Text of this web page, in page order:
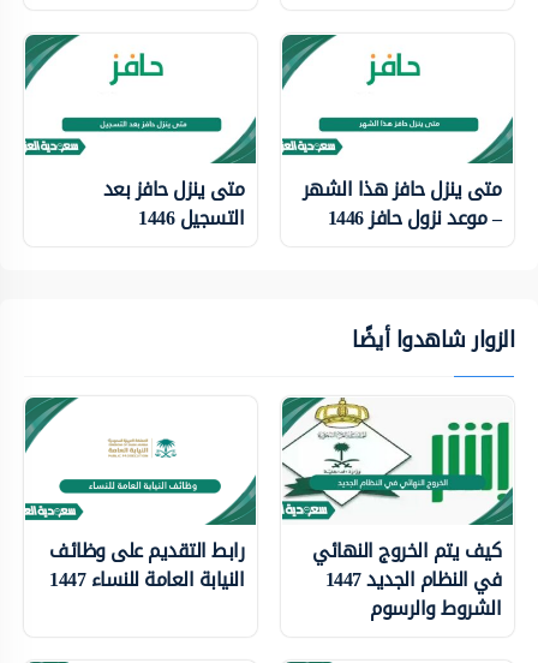
متى ينزل حافز هذا الشهر
– موعد نزول حافز 1446
متى ينزل حافز بعد
التسجيل 1446
الزوار شاهدوا أيضًا
كيف يتم الخروج النهائي
في النظام الجديد 1447
الشروط والرسوم
رابط التقديم على وظائف
النيابة العامة للنساء 1447